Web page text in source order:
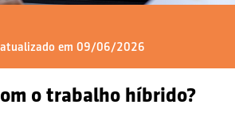
em 09/06/2026
o trabalho híbrido?